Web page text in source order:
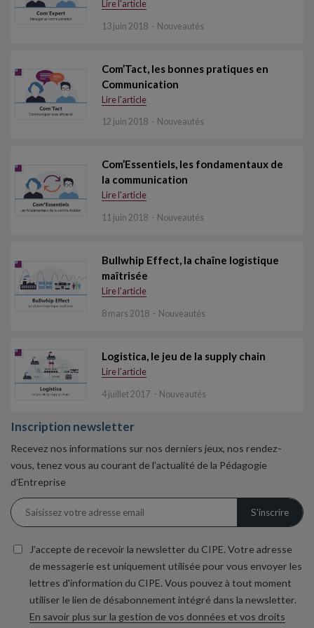
Lire l'article
13 juin 2018 Nouveautés
Com’Tact, les bonnes pratiques en
Communication
Lire l'article
12 juin 2018 Nouveautés
Com’Essentiels, les fondamentaux de
la communication
Lire l'article
11 juin 2018 Nouveautés
Bullwhip Effect, la chaîne logistique
maîtrisée
Lire l'article
8 mars 2018 Nouveautés
Logistica, le jeu de la supply chain
Lire l'article
4 juillet 2017 Nouveautés
Inscription newsletter
Recevez nos informations sur nos derniers jeux, nos rendez-
vous, tenez vous au courant de l’actualité de la Pédagogie
d’Entreprise
J’accepte de recevoir la newsletter du CIPE. Votre adresse
de messagerie est uniquement utilisée pour vous envoyer les
lettres d'information du CIPE. Vous pouvez à tout moment
utiliser le lien de désabonnement intégré dans la newsletter.
En savoir plus sur la gestion de vos données et vos droits